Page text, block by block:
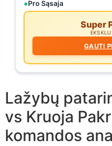
Pro Sąsaja
Super
GAUTI
Lažybų
vs Kruoja
komandos